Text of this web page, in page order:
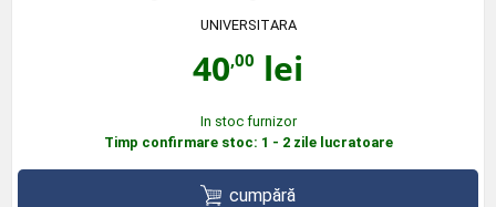
UNIVERSITARA
40,00 lei
In stoc furnizor
Timp confirmare stoc: 1 - 2 zile lucratoare
cumpără